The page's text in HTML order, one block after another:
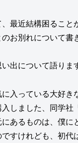
最近結構困ること
お別れについて書
出について語りま
入っている大好き
しました、同学社
あるものは、僕に
すけれども、初代